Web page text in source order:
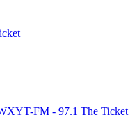
FM - 97.1 The Ticket